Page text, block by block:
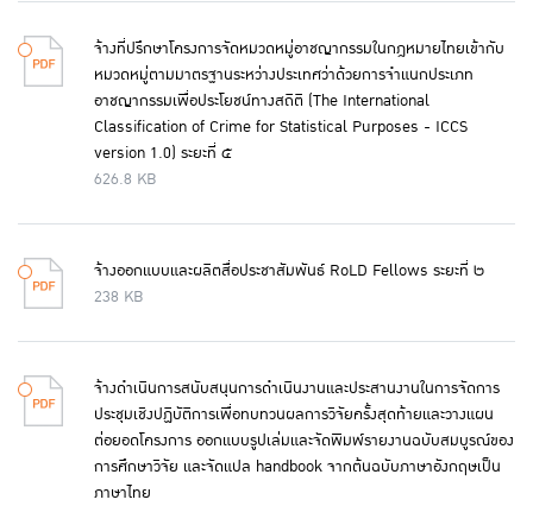
จ้างที่ปรึกษาโครงการจัดหมวดหมู่อาชญากรรมในกฎหมายไทยเข้ากับ
หมวดหมู่ตามมาตรฐานระหว่างประเทศว่าด้วยการจำแนกประเภท
อาชญากรรมเพื่อประโยชน์ทางสถิติ (The International
Classification of Crime for Statistical Purposes - ICCS
version 1.0) ระยะที่ ๕
626.8 KB
จ้างออกแบบและผลิตสื่อประชาสัมพันธ์ RoLD Fellows ระยะที่ ๒
238 KB
จ้างดำเนินการสนับสนุนการดำเนินงานและประสานงานในการจัดการ
ประชุมเชิงปฏิบัติการเพื่อทบทวนผลการวิจัยครั้งสุดท้ายและวางแผน
ต่อยอดโครงการ ออกแบบรูปเล่มและจัดพิมพ์รายงานฉบับสมบูรณ์ของ
การศึกษาวิจัย และจัดแปล handbook จากต้นฉบับภาษาอังกฤษเป็น
ภาษาไทย